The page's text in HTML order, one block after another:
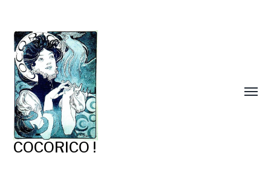
COCORICO !